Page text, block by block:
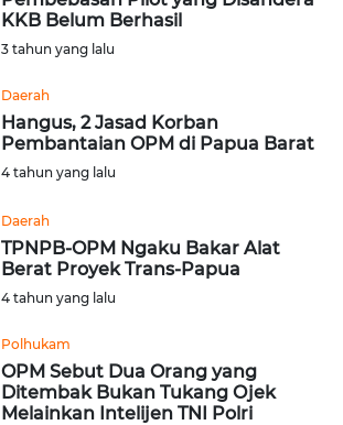
KKB Belum Berhasil
3 tahun yang lalu
Daerah
Hangus, 2 Jasad Korban
Pembantaian OPM di Papua Barat
4 tahun yang lalu
Daerah
TPNPB-OPM Ngaku Bakar Alat
Berat Proyek Trans-Papua
4 tahun yang lalu
Polhukam
OPM Sebut Dua Orang yang
Ditembak Bukan Tukang Ojek
Melainkan Intelijen TNI Polri